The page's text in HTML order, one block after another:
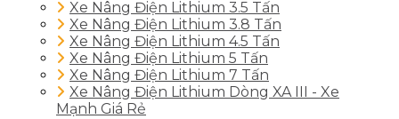
Xe Nâng Điện Lithium 3.5 Tấn
Xe Nâng Điện Lithium 3.8 Tấn
Xe Nâng Điện Lithium 4.5 Tấn
Xe Nâng Điện Lithium 5 Tấn
Xe Nâng Điện Lithium 7 Tấn
Xe Nâng Điện Lithium Dòng XA III - Xe
Mạnh Giá Rẻ